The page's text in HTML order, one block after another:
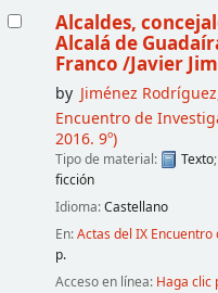
Alcaldes,
Alcalá de
Franco /Javier
by Jiménez
Encuentro de
2016. 9º)
Tipo de material: Texto
ficción
Idioma:Castellano
En:Actas del IX
p.
Acceso en línea: Haga clic